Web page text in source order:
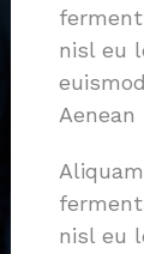
nisl eu
nisl eu